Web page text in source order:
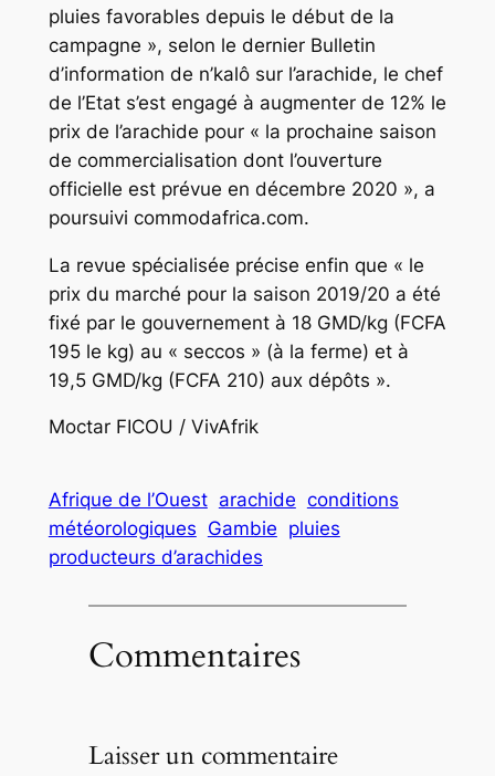
pluies favorables depuis le début de la
campagne », selon le dernier Bulletin
d’information de n’kalô sur l’arachide, le chef
de l’Etat s’est engagé à augmenter de 12% le
prix de l’arachide pour « la prochaine saison
de commercialisation dont l’ouverture
officielle est prévue en décembre 2020 », a
poursuivi commodafrica.com.
La revue spécialisée précise enfin que « le
prix du marché pour la saison 2019/20 a été
fixé par le gouvernement à 18 GMD/kg (FCFA
195 le kg) au « seccos » (à la ferme) et à
19,5 GMD/kg (FCFA 210) aux dépôts ».
Moctar FICOU / VivAfrik
Afrique de l’Ouest arachide conditions
météorologiques Gambie pluies
producteurs d’arachides
Commentaires
Laisser un commentaire